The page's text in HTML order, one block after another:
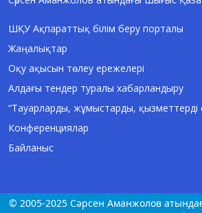
ШҚУ Ақпараттық білім беру порталы
Жаңалықтар
Оқу ақысын төлеу ережелері
Алдағы тендер туралы хабарландыру
“Тауарларды, жұмыстарды, қызметтерді
Конференциялар
Байланыс
© 2005-2025 Сәрсен Аманжолов
Сәлем! Мен AI-Talapker — Сәрсен
Аманжолов атындағы Шығыс
университеті (ШҚУ) көмекшісімін.
Бакалавриат, магистратура,